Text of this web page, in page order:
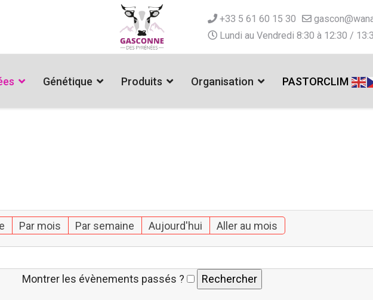
+33 5 61 60 15 30
Lundi au Vendredi 8:30 à 12:30 /
Génétique Produits Organisation PASTORCLIM
Par mois Par semaine Aujourd'hui Aller au mois
Montrer les évènements passés ?